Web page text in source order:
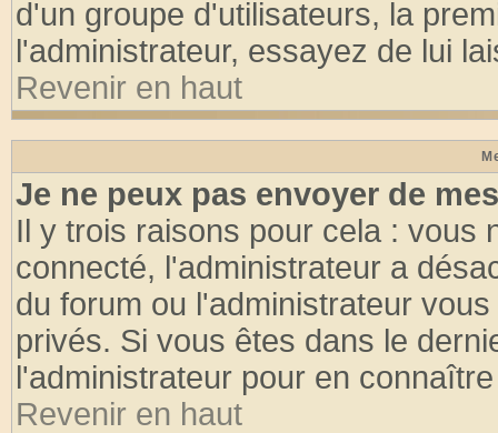
d'un groupe d'utilisateurs, la
l'administrateur, essayez de lui
Revenir en haut
Je ne peux pas envoyer de
Il y trois raisons pour cela : vous
connecté, l'administrateur a
du forum ou l'administrateur
privés. Si vous êtes dans le
l'administrateur pour en
Revenir en haut